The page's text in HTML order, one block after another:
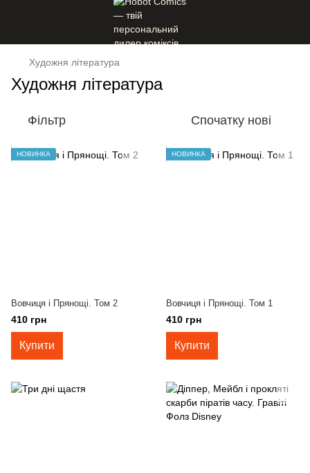
Художня література
Художня література
Фільтр Спочатку нові
НОВИНКА
Вовчиця і Прянощі. Том 2
410 грн
Купити
НОВИНКА
Вовчиця і Прянощі. Том 1
410 грн
Купити